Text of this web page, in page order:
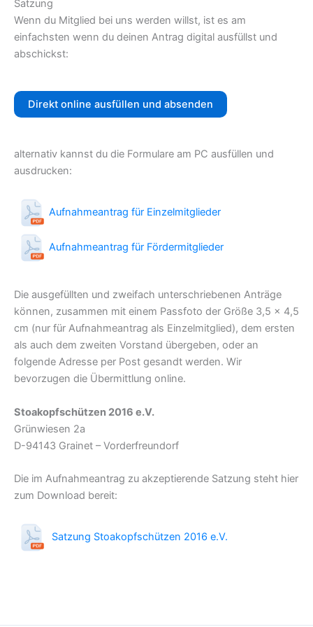
Satzung
Wenn du Mitglied bei uns werden willst, ist es am
einfachsten wenn du deinen Antrag digital ausfüllst und
abschickst:
Direkt online ausfüllen und absenden
alternativ kannst du die Formulare am PC ausfüllen und
ausdrucken:
Aufnahmeantrag für Einzelmitglieder
Aufnahmeantrag für Fördermitglieder
Die ausgefüllten und zweifach unterschriebenen Anträge
können, zusammen mit einem Passfoto der Größe 3,5 x 4,5
cm (nur für Aufnahmeantrag als Einzelmitglied), dem ersten
als auch dem zweiten Vorstand übergeben, oder an
folgende Adresse per Post gesandt werden. Wir
bevorzugen die Übermittlung online.
Stoakopfschützen 2016 e.V.
Grünwiesen 2a
D-94143 Grainet – Vorderfreundorf
Die im Aufnahmeantrag zu akzeptierende Satzung steht hier
zum Download bereit:
Satzung Stoakopfschützen 2016 e.V.